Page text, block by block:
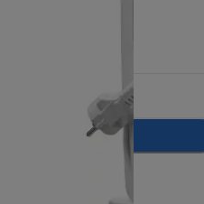
hinzufügen